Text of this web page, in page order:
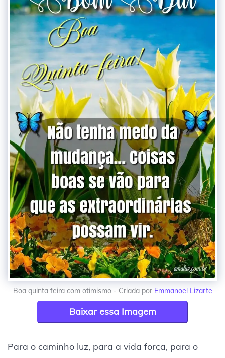
Boa quinta feira com otimismo - Criada por Emmanoel Lizarte
Baixar essa Imagem
Para o caminho luz, para a vida força, para o